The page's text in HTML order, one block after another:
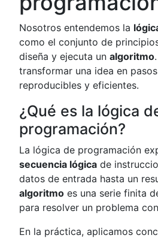
Nosotros entendemos la
como el conjunto de
diseña y ejecuta unalgoritmo
transformar una idea en
reproducibles y eficientes.
¿Qué es la lógica
programación?
La lógica de programación
secuencia lógica de
datos de entrada hasta un
algoritmo es una serie finita
para resolver un problema
En la práctica, aplicamos